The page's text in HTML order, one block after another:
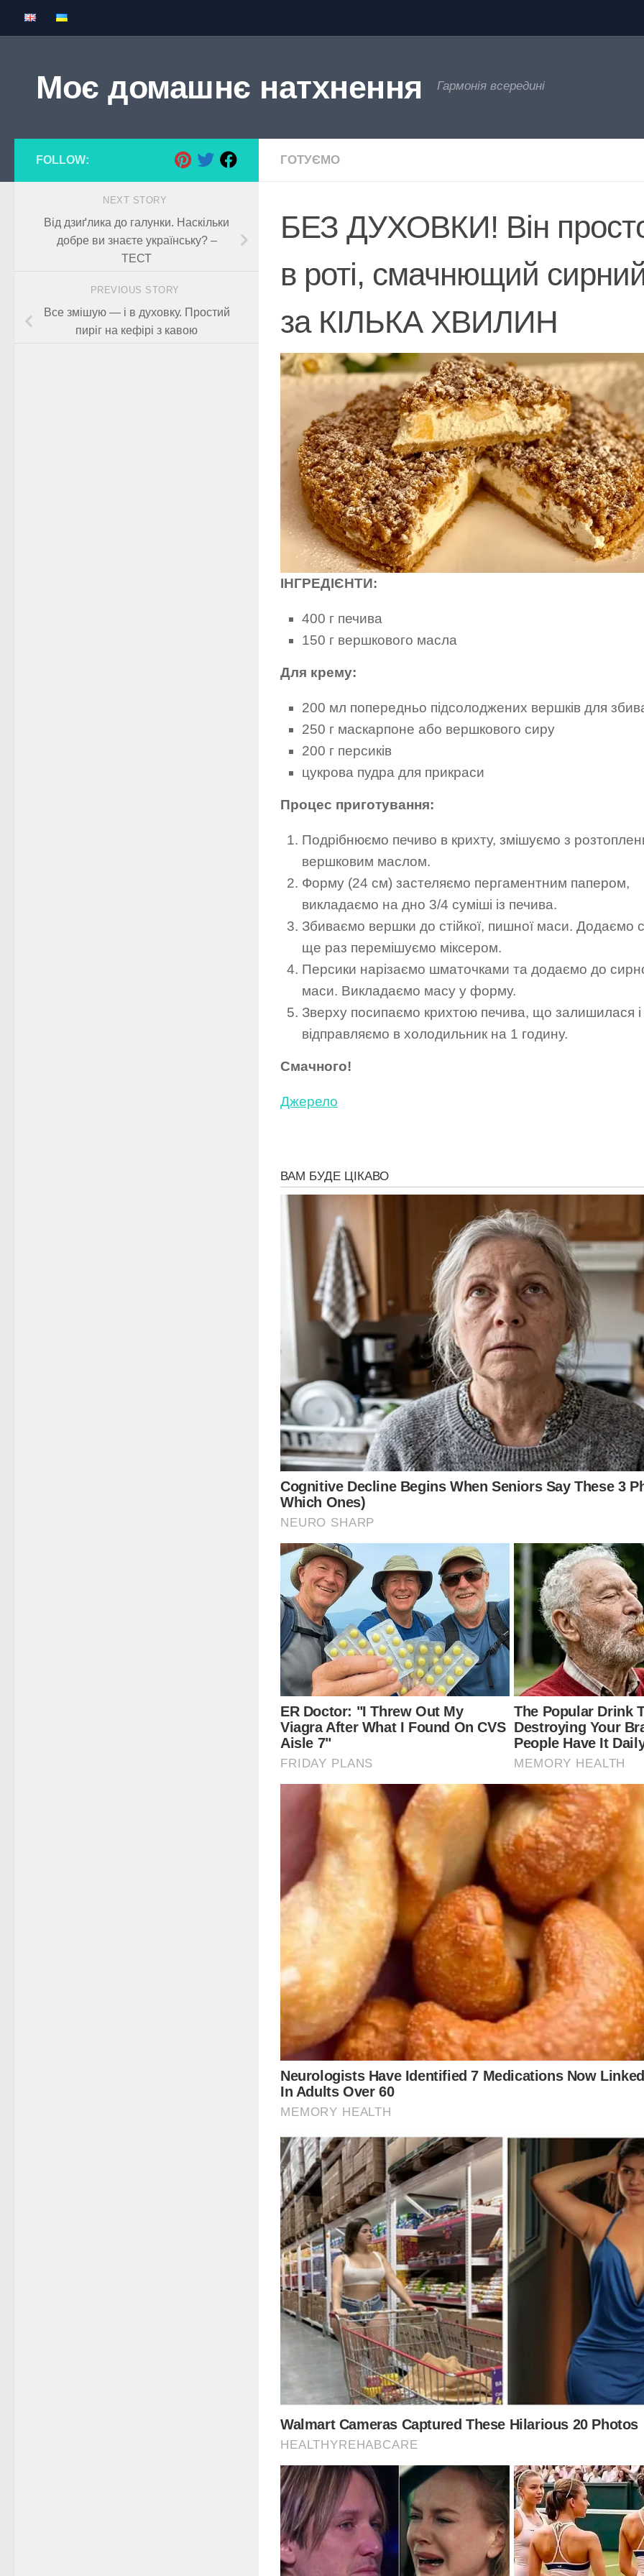
Skip to content
Моє домашнє натхнення Гармонія всередині
ГОТУЄМО
БЕЗ ДУХОВКИ! Він
в роті, смачнющий
за КІЛЬКА ХВИЛИН
ІНГРЕДІЄНТИ:
400 г печива
150 г вершкового масла
Для крему:
200 мл попередньо підсолоджених вершків для
250 г маскарпоне або вершкового сиру
200 г персиків
цукрова пудра для прикраси
Процес приготування:
Подрібнюємо печиво в крихту, змішуємо з
вершковим маслом.
Форму (24 см) застеляємо пергаментним папером,
викладаємо на дно 3/4 суміші із печива.
Збиваємо вершки до стійкої, пишної маси. Додаємо
ще раз перемішуємо міксером.
Персики нарізаємо шматочками та додаємо до
маси. Викладаємо масу у форму.
Зверху посипаємо крихтою печива, що залишилася і
відправляємо в холодильник на 1 годину.
Смачного!
Джерело
FOLLOW:
NEXT STORY
Від дзиґлика до галунки. Наскільки
добре ви знаєте українську? –
ТЕСТ
PREVIOUS STORY
Все змішую — і в духовку. Простий
пиріг на кефірі з кавою